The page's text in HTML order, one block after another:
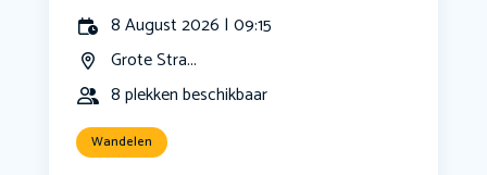
8 August 2026 | 09:15
Grote Stra...
8 plekken beschikbaar
Wandelen